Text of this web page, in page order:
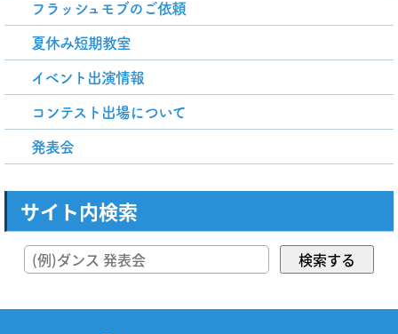
フラッシュモブのご依頼
夏休み短期教室
イベント出演情報
コンテスト出場について
発表会
サイト内検索
検索する